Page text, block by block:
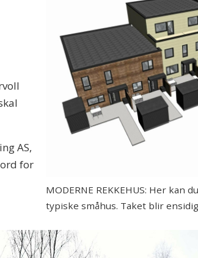
MODERNE REKKEHUS: Her kan
typiske småhus. Taket blir
AS,
for